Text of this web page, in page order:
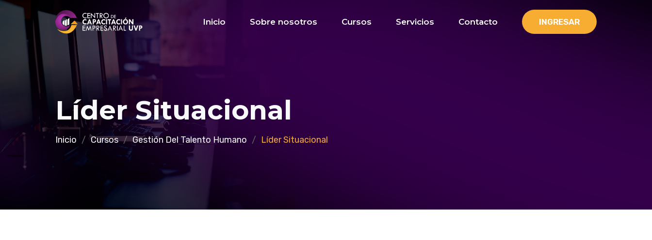
Inicio Sobre nosotros Cursos Servicios Contacto INGRESAR
Líder Situacional
Inicio Cursos Gestión Del Talento Humano Líder Situacional